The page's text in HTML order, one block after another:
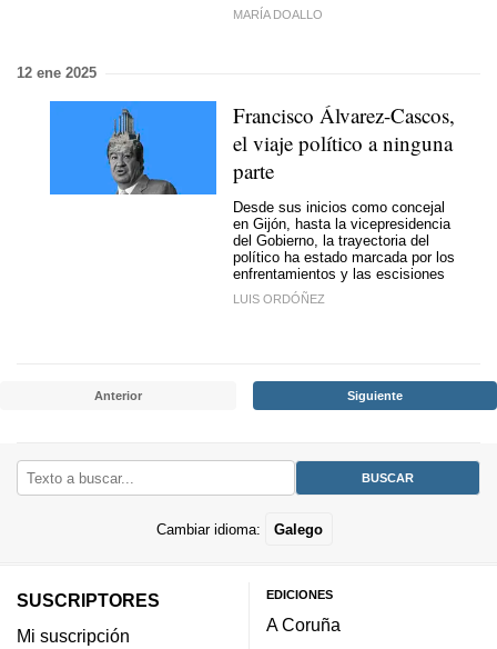
MARÍA DOALLO
12 ene 2025
Francisco Álvarez-Cascos,
el viaje político a ninguna
parte
Desde sus inicios como concejal
en Gijón, hasta la vicepresidencia
del Gobierno, la trayectoria del
político ha estado marcada por los
enfrentamientos y las escisiones
LUIS ORDÓÑEZ
Anterior Siguiente
Cambiar idioma: Galego
SUSCRIPTORES
Mi suscripción
EDICIONES
A Coruña